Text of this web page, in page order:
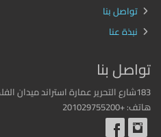
تواصل بنا
نبذة عنا
تواصل بنا
183شارع التحرير عمارة استراند ميدان الفلكي الدور 8 شقة ٤
هاتف: +201029755200